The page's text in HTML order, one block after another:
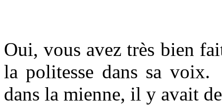
Oui, vous avez très bien
la politesse dans sa
dans la mienne, il y avait